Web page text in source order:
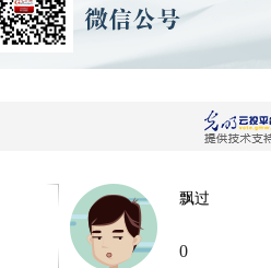
飘过
0